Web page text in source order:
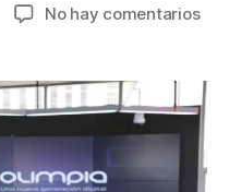
No hay comentariosen
y
el